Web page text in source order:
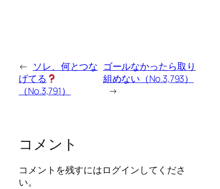
← ソレ、何とつな
げてる
（No.3,791）
ゴールなかったら取り
組めない（No.3,793）
→
コメント
コメントを残すにはログインしてくださ
い。